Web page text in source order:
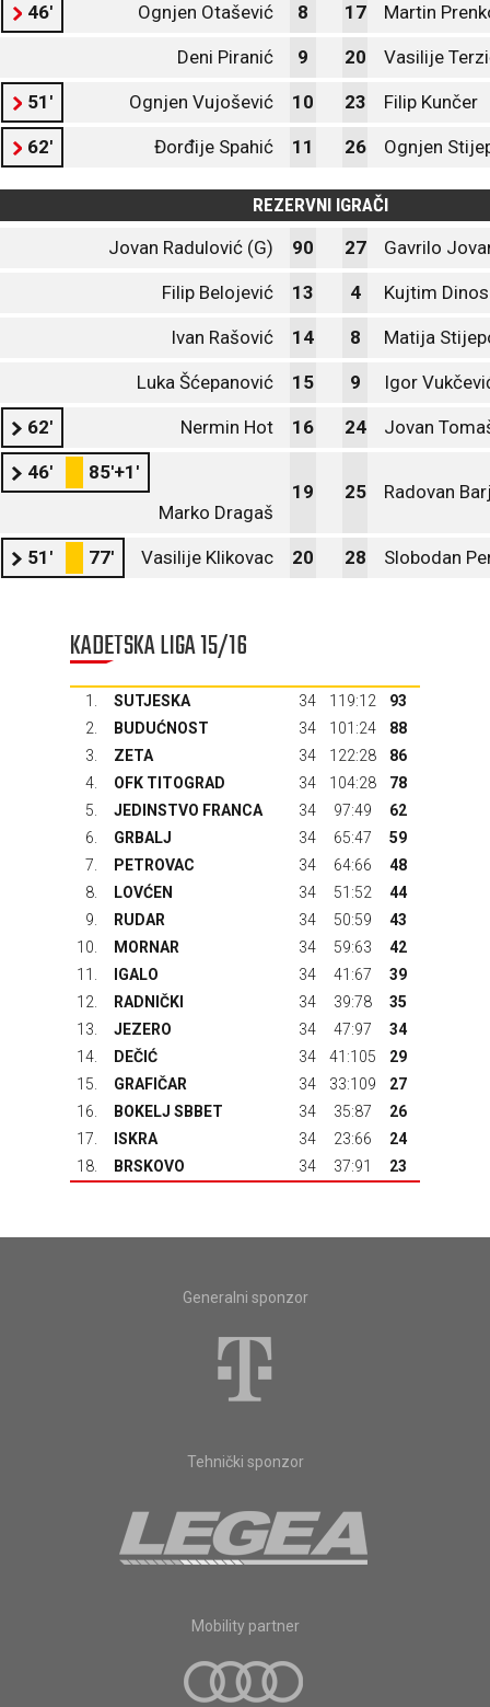
46' Ognjen Otašević 8 17 Martin
Deni Piranić 9 20 Vasilije
51' Ognjen Vujošević 10 23 Filip Kunčer
62' Đorđije Spahić 11 26 Ognjen
REZERVNI IGRAČI
Jovan Radulović (G)
90 27 Gavrilo
Filip Belojević 13 4 Kujtim
Ivan Rašović 14 8 Matija
Luka Šćepanović 15 9 Igor
62' Nermin Hot 16 24 Jovan
46'
85'+1'
Marko Dragaš
19 25 Radovan
51' 77' Vasilije Klikovac 20 28 Slobodan
KADETSKA LIGA 15/16
1. SUTJESKA 34 119:12
93
2.
BUDUĆNOST 34 101:24
88
3.
ZETA 34 122:28
86
4.
OFK TITOGRAD 34 104:28
78
5.
JEDINSTVO FRANCA 34 97:49
62
6.
GRBALJ 34 65:47
59
7.
PETROVAC 34 64:66
48
8.
LOVĆEN 34 51:52
44
9.
RUDAR 34 50:59
43
10.
MORNAR 34 59:63
42
11.
IGALO 34 41:67
39
12.
RADNIČKI 34 39:78
35
13.
JEZERO 34 47:97
34
14.
DEČIĆ 34 41:105
29
15.
GRAFIČAR 34 33:109
27
16.
BOKELJ SBBET 34 35:87
26
17.
ISKRA 34 23:66
24
18.
BRSKOVO 34 37:91 23
Generalni sponzor
Tehnički sponzor
Mobility partner